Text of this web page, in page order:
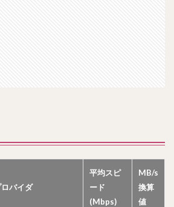
ロバイダ
平均スピ
ード
(Mbps)
MB/s
換算
値